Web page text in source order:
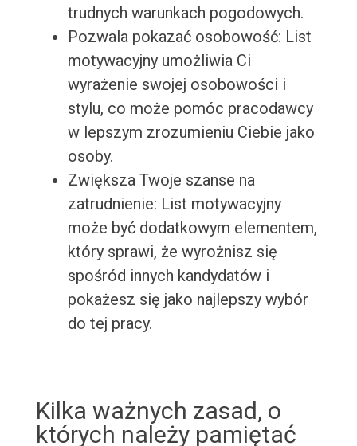
trudnych warunkach pogodowych.
Pozwala pokazać osobowość: List
motywacyjny umożliwia Ci
wyrażenie swojej osobowości i
stylu, co może pomóc pracodawcy
w lepszym zrozumieniu Ciebie jako
osoby.
Zwiększa Twoje szanse na
zatrudnienie: List motywacyjny
może być dodatkowym elementem,
który sprawi, że wyrożnisz się
spośród innych kandydatów i
pokażesz się jako najlepszy wybór
do tej pracy.
Kilka ważnych zasad, o
których należy pamiętać